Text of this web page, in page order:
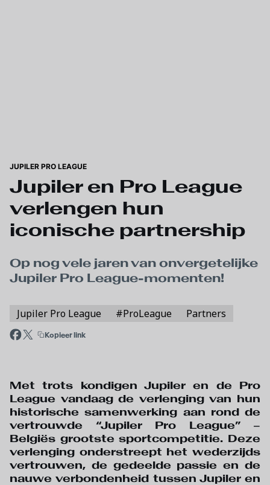
JUPILER PRO LEAGUE
Jupiler en Pro League
verlengen hun
iconische partnership
Op nog vele jaren van onvergetelijke
Jupiler Pro League-momenten!
Jupiler Pro League #ProLeague Partners
Kopieer link
Met trots kondigen Jupiler en de Pro
League vandaag de verlenging van hun
historische samenwerking aan rond de
vertrouwde “Jupiler Pro League” –
Belgiës grootste sportcompetitie. Deze
verlenging onderstreept het wederzijds
vertrouwen, de gedeelde passie en de
nauwe verbondenheid tussen Jupiler en